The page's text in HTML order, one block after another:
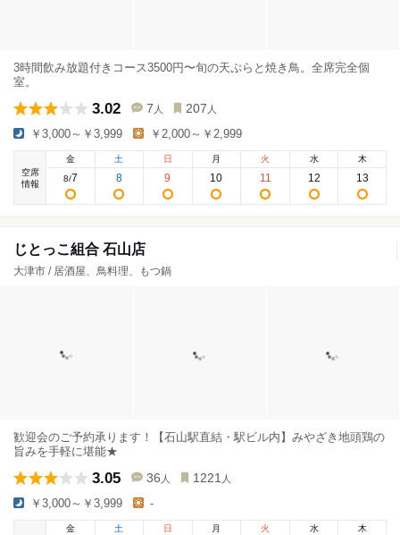
3時間飲み放題付きコース3500円〜旬の天ぷらと焼き鳥。全席完全個
室。
3.02 7 人 207 人
￥3,000～￥3,999 ￥2,000～￥2,999
空席
情報
金
8/7
土
8
日
9
月
10
火
11
水
12
木
13
じとっこ組合 石山店
大津市 / 居酒屋、鳥料理、もつ鍋
歓迎会のご予約承ります！【石山駅直結・駅ビル内】みやざき地頭鶏の
旨みを手軽に堪能★
3.05 36 人 1221 人
￥3,000～￥3,999 -
金
土 日 月 火 水 木